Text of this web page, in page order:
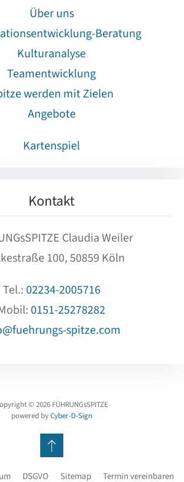
Über uns
Beratung
Kulturanalyse
Teamentwicklung
werden mit Zielen
Angebote
Kartenspiel
Kontakt
Claudia Weiler
100, 50859 Köln
Tel.:02234-2005716
0151-25278282
spitze.com
© 2026FÜHRUNGsSPITZE
powered byCyber-D-Sign
DSGVO Sitemap Termin vereinbaren